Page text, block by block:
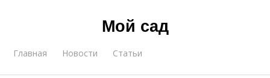
Мой сад
Главная Новости Статьи